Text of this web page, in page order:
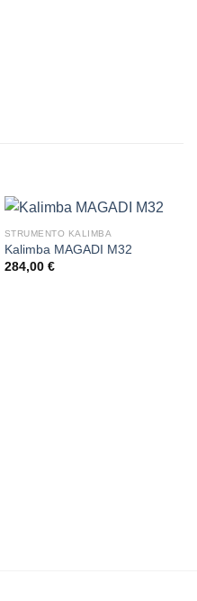
STRUMENTO KALIMBA
Kalimba MAGADI M32
284,00 €